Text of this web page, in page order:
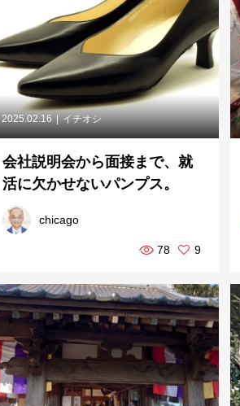
2025.02.16 イチオシ
会社説明会から面接まで、就
活に欠かせないパンプス。
chicago
78 9